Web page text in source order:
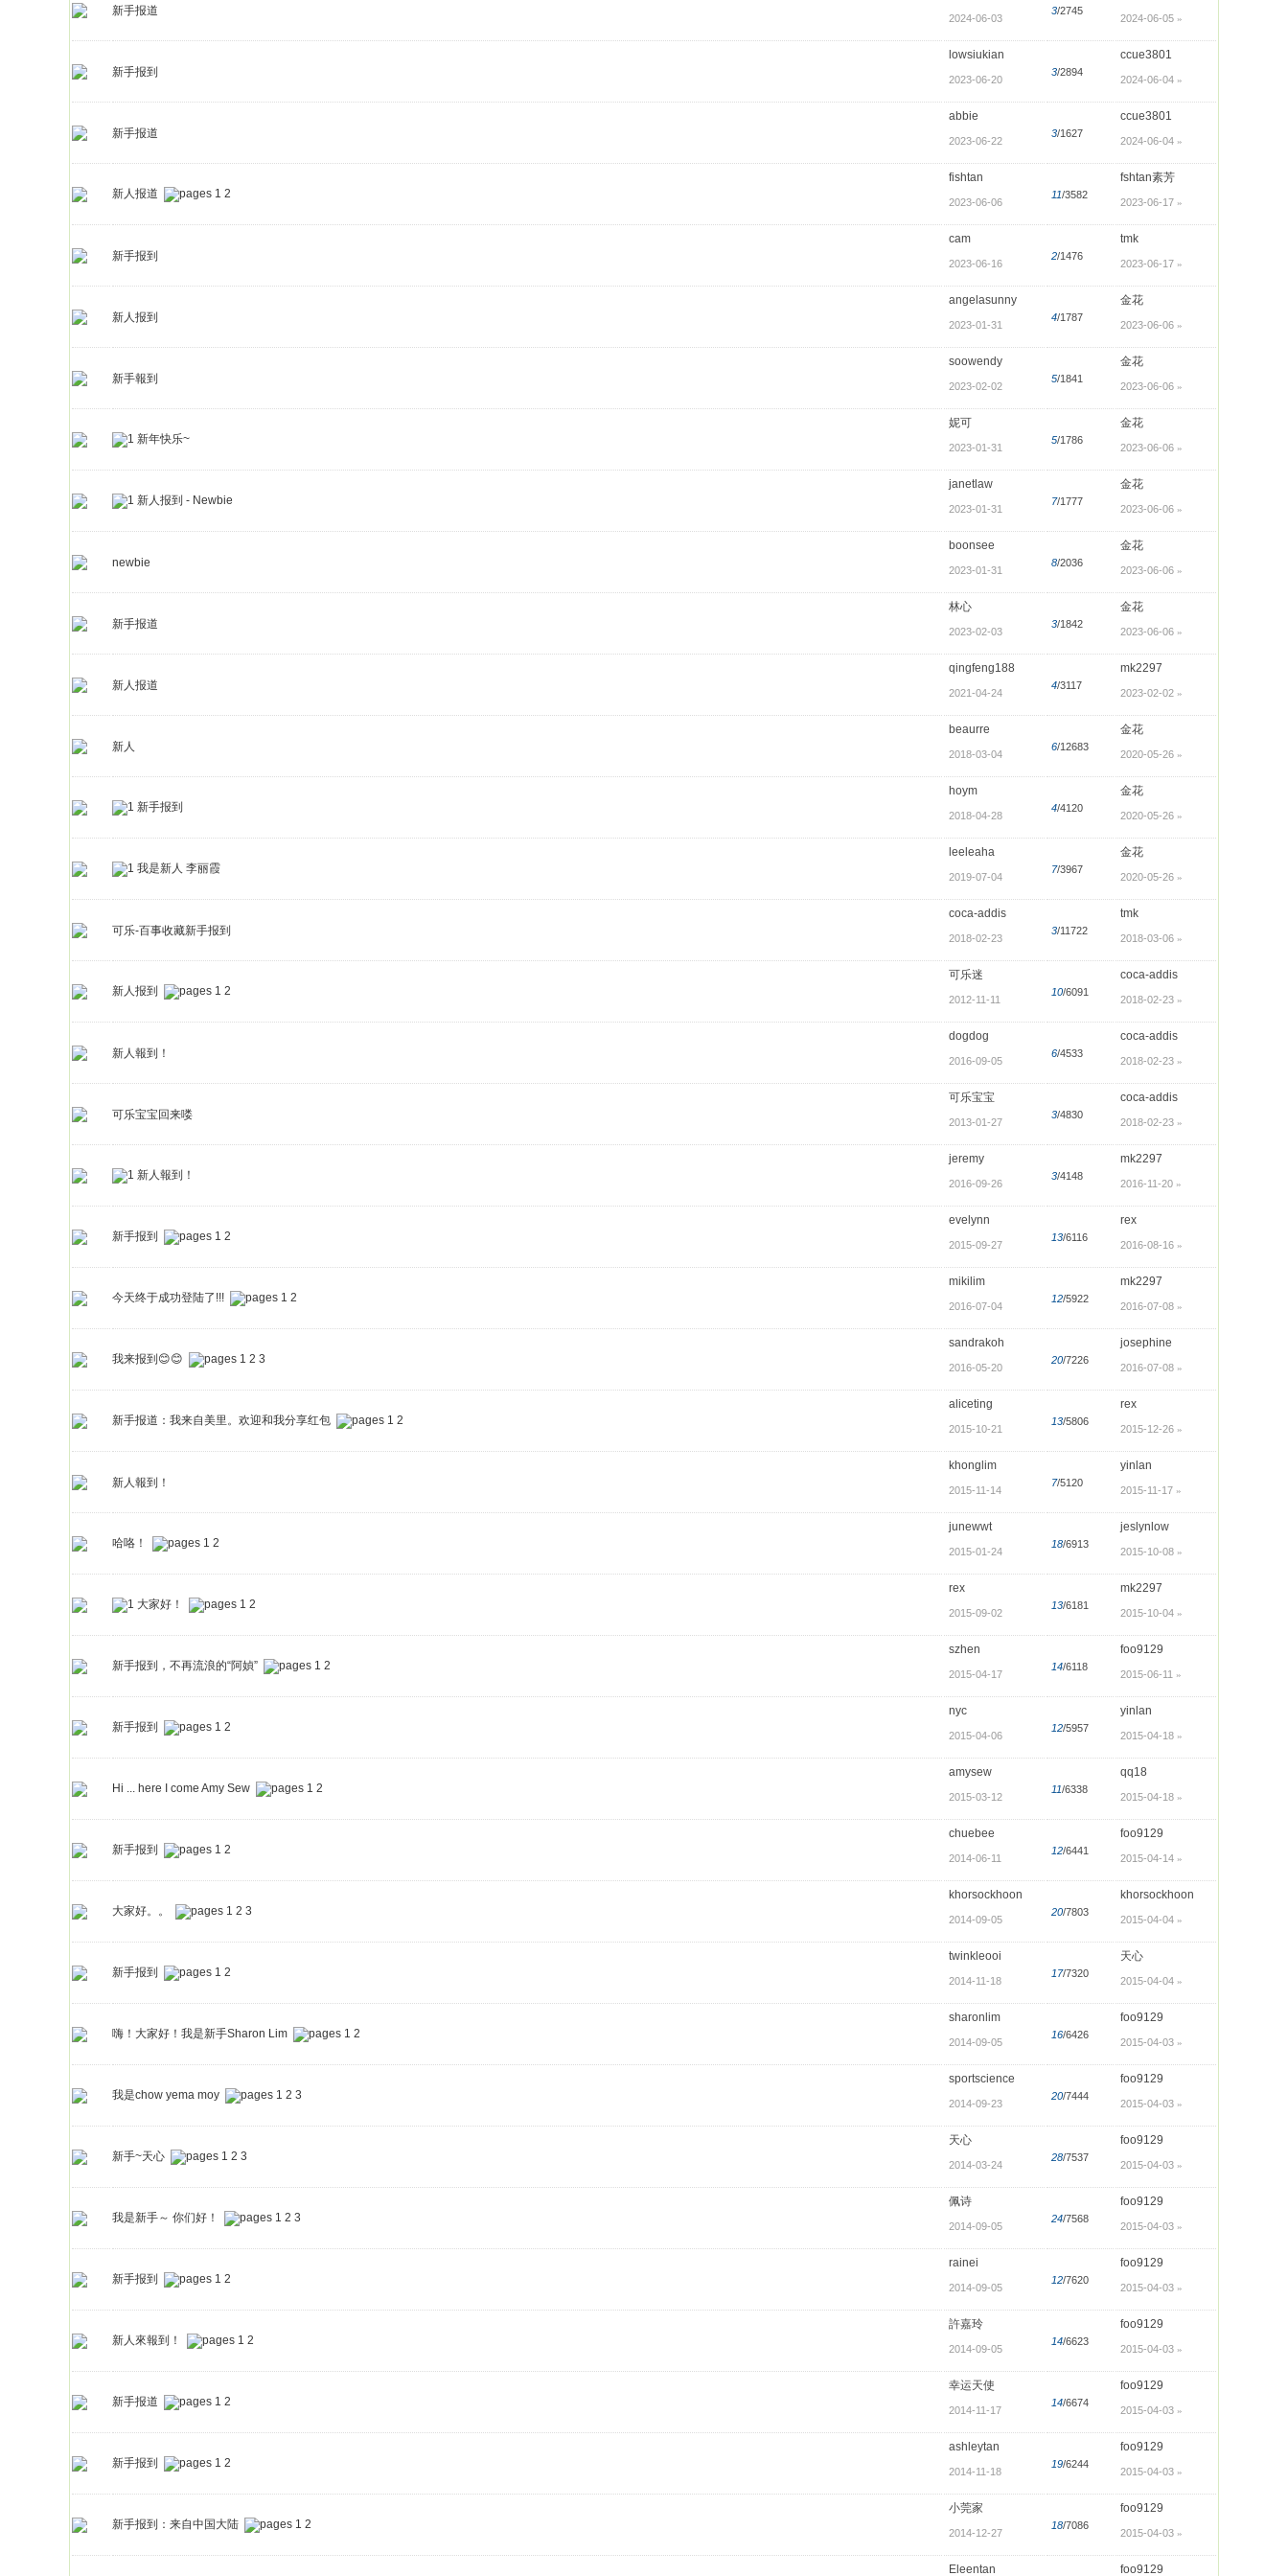
新手报道
2024-06-03
3/2745
2024-06-05 »
新手报到
lowsiukian
2023-06-20
3/2894
ccue3801
2024-06-04 »
新手报道
abbie
2023-06-22
3/1627
ccue3801
2024-06-04 »
新人报道 1 2
fishtan
2023-06-06
11/3582
fshtan素芳
2023-06-17 »
新手报到
cam
2023-06-16
2/1476
tmk
2023-06-17 »
新人报到
angelasunny
2023-01-31
4/1787
金花
2023-06-06 »
新手報到
soowendy
2023-02-02
5/1841
金花
2023-06-06 »
新年快乐~
妮可
2023-01-31
5/1786
金花
2023-06-06 »
新人报到 - Newbie
janetlaw
2023-01-31
7/1777
金花
2023-06-06 »
newbie
boonsee
2023-01-31
8/2036
金花
2023-06-06 »
新手报道
林心
2023-02-03
3/1842
金花
2023-06-06 »
新人报道
qingfeng188
2021-04-24
4/3117
mk2297
2023-02-02 »
新人
beaurre
2018-03-04
6/12683
金花
2020-05-26 »
新手报到
hoym
2018-04-28
4/4120
金花
2020-05-26 »
我是新人 李丽霞
leeleaha
2019-07-04
7/3967
金花
2020-05-26 »
可乐-百事收藏新手报到
coca-addis
2018-02-23
3/11722
tmk
2018-03-06 »
新人报到 1 2
可乐迷
2012-11-11
10/6091
coca-addis
2018-02-23 »
新人報到！
dogdog
2016-09-05
6/4533
coca-addis
2018-02-23 »
可乐宝宝回来喽
可乐宝宝
2013-01-27
3/4830
coca-addis
2018-02-23 »
新人報到！
jeremy
2016-09-26
3/4148
mk2297
2016-11-20 »
新手报到 1 2
evelynn
2015-09-27
13/6116
rex
2016-08-16 »
今天终于成功登陆了!!! 1 2
mikilim
2016-07-04
12/5922
mk2297
2016-07-08 »
我来报到😊😊 1 2 3
sandrakoh
2016-05-20
20/7226
josephine
2016-07-08 »
新手报道：我来自美里。欢迎和我分享红包 1 2
aliceting
2015-10-21
13/5806
rex
2015-12-26 »
新人報到！
khonglim
2015-11-14
7/5120
yinlan
2015-11-17 »
哈咯！ 1 2
junewwt
2015-01-24
18/6913
jeslynlow
2015-10-08 »
大家好！ 1 2
rex
2015-09-02
13/6181
mk2297
2015-10-04 »
新手报到，不再流浪的“阿媜” 1 2
szhen
2015-04-17
14/6118
foo9129
2015-06-11 »
新手报到 1 2
nyc
2015-04-06
12/5957
yinlan
2015-04-18 »
Hi ... here I come Amy Sew 1 2
amysew
2015-03-12
11/6338
qq18
2015-04-18 »
新手报到 1 2
chuebee
2014-06-11
12/6441
foo9129
2015-04-14 »
大家好。。 1 2 3
khorsockhoon
2014-09-05
20/7803
khorsockhoon
2015-04-04 »
新手报到 1 2
twinkleooi
2014-11-18
17/7320
天心
2015-04-04 »
嗨！大家好！我是新手Sharon Lim 1 2
sharonlim
2014-09-05
16/6426
foo9129
2015-04-03 »
我是chow yema moy 1 2 3
sportscience
2014-09-23
20/7444
foo9129
2015-04-03 »
新手~天心 1 2 3
天心
2014-03-24
28/7537
foo9129
2015-04-03 »
我是新手～ 你们好！ 1 2 3
佩诗
2014-09-05
24/7568
foo9129
2015-04-03 »
新手报到 1 2
rainei
2014-09-05
12/7620
foo9129
2015-04-03 »
新人來報到！ 1 2
許嘉玲
2014-09-05
14/6623
foo9129
2015-04-03 »
新手报道 1 2
幸运天使
2014-11-17
14/6674
foo9129
2015-04-03 »
新手报到 1 2
ashleytan
2014-11-18
19/6244
foo9129
2015-04-03 »
新手报到：来自中国大陆 1 2
小莞家
2014-12-27
18/7086
foo9129
2015-04-03 »
Eleentan foo9129